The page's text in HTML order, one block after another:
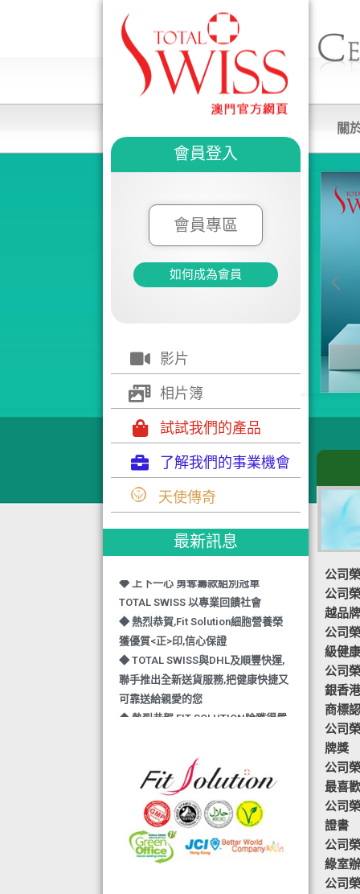
會員登入
會員專區
如何成為會員
影片
相片簿
試試我們的產品
了解我們的事業機會
天使傳奇
最新訊息
◆ TOTAL SWISS 勇奪 亞洲知識管理
學院 3項殊榮
獎,中銀香港環保優秀企業證書及星級
健康飲品品牌大獎
TOTAL SWISS 以專業回饋社會
◆ 熱烈恭賀,Fit Solution細胞營養榮
獲優質<正>印,信心保證
◆ TOTAL SWISS與DHL及順豐快運,
聯手推出全新送貨服務,把健康快捷又
可靠送給親愛的您
◆ 熱烈恭賀,FIT SOLUTION除獲得嚴
合香港食品標準,不含重金屬,農藥,細
菌,並頒發香港優質正印.
◆ 熱烈恭賀,FIT SOLUTION細胞營養
榮獲澳門廚皇協會頒發-我最喜愛的健
康飲品金獎
◆ TOTAL SWISS義工團體政府機構專
關
公司
公司
越品
公司
級健
公司
銀香
商標
公司
牌獎
公司
最喜
公司
證書
公司
綠室
公司